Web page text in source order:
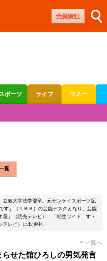
ポーツ ライフ マネー
覧
立教大学法学部卒。元サンケイスポーツ記
」（ＴＢＳ）の芸能デスクとなり、芸能
」（読売テレビ）、「朝生ワイド す・
レビ）に出演中。
> 一覧へ
せた舘ひろしの男気発言